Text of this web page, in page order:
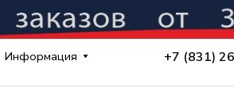
Информация +7 (831)